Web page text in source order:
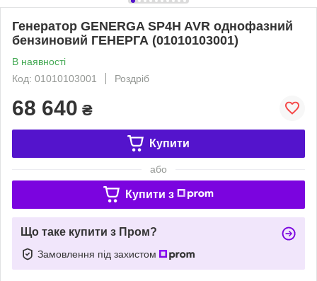
Генератор GENERGA SP4H AVR однофазний
бензиновий ГЕНЕРГА (01010103001)
В наявності
Код: 01010103001
Роздріб
68 640 ₴
Купити
або
Купити з
Що таке купити з Пром?
Замовлення під захистом